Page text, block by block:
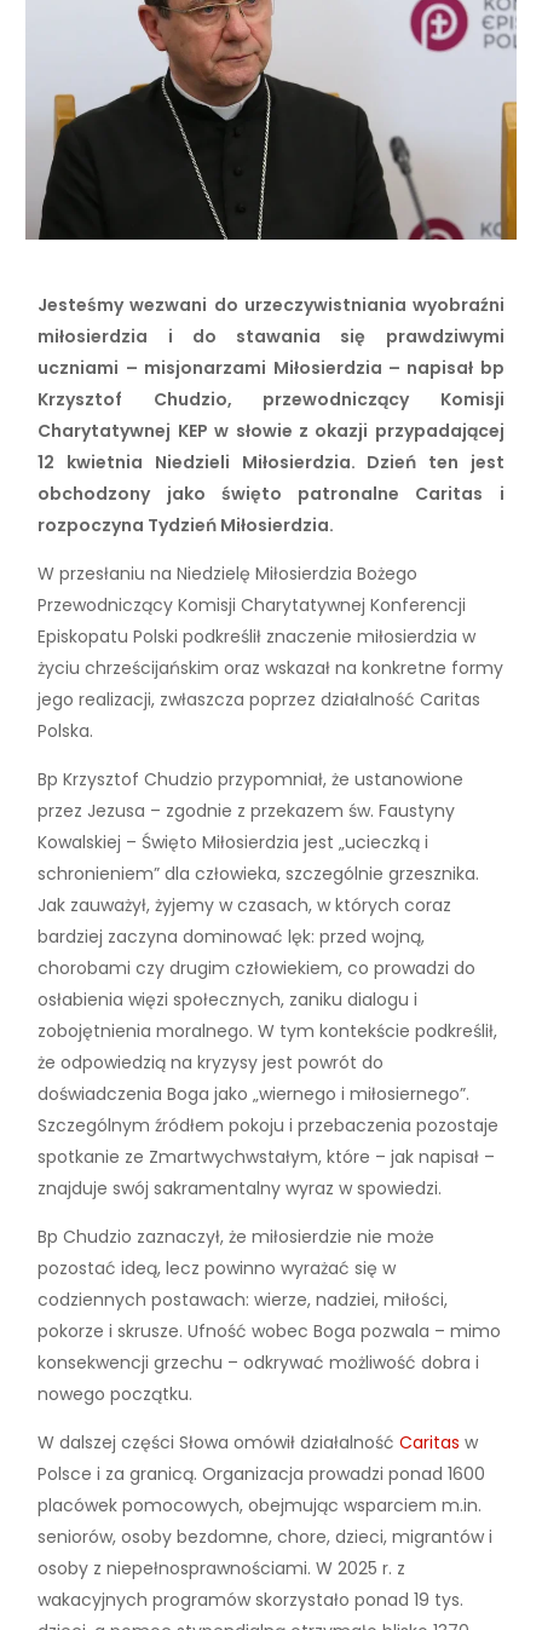
Jesteśmy wezwani do urzeczywistniania wyobraźni
miłosierdzia i do stawania się prawdziwymi
uczniami – misjonarzami Miłosierdzia – napisał bp
Krzysztof Chudzio, przewodniczący Komisji
Charytatywnej KEP w słowie z okazji przypadającej
12 kwietnia Niedzieli Miłosierdzia. Dzień ten jest
obchodzony jako święto patronalne Caritas i
rozpoczyna Tydzień Miłosierdzia.
W przesłaniu na Niedzielę Miłosierdzia Bożego
Przewodniczący Komisji Charytatywnej Konferencji
Episkopatu Polski podkreślił znaczenie miłosierdzia w
życiu chrześcijańskim oraz wskazał na konkretne formy
jego realizacji, zwłaszcza poprzez działalność Caritas
Polska.
Bp Krzysztof Chudzio przypomniał, że ustanowione
przez Jezusa – zgodnie z przekazem św. Faustyny
Kowalskiej – Święto Miłosierdzia jest „ucieczką i
schronieniem” dla człowieka, szczególnie grzesznika.
Jak zauważył, żyjemy w czasach, w których coraz
bardziej zaczyna dominować lęk: przed wojną,
chorobami czy drugim człowiekiem, co prowadzi do
osłabienia więzi społecznych, zaniku dialogu i
zobojętnienia moralnego. W tym kontekście podkreślił,
że odpowiedzią na kryzysy jest powrót do
doświadczenia Boga jako „wiernego i miłosiernego”.
Szczególnym źródłem pokoju i przebaczenia pozostaje
spotkanie ze Zmartwychwstałym, które – jak napisał –
znajduje swój sakramentalny wyraz w spowiedzi.
Bp Chudzio zaznaczył, że miłosierdzie nie może
pozostać ideą, lecz powinno wyrażać się w
codziennych postawach: wierze, nadziei, miłości,
pokorze i skrusze. Ufność wobec Boga pozwala – mimo
konsekwencji grzechu – odkrywać możliwość dobra i
nowego początku.
W dalszej części Słowa omówił działalnośćCaritas w
Polsce i za granicą. Organizacja prowadzi ponad 1600
placówek pomocowych, obejmując wsparciem m.in.
seniorów, osoby bezdomne, chore, dzieci, migrantów i
osoby z niepełnosprawnościami. W 2025 r. z
wakacyjnych programów skorzystało ponad 19 tys.